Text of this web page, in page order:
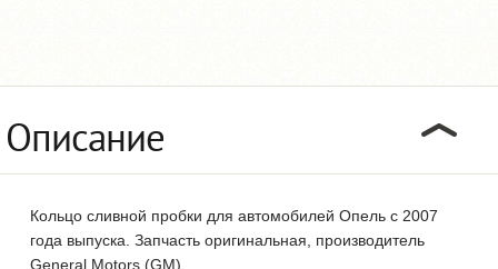
Описание
Кольцо сливной пробки для автомобилей Опель с 2007
года выпуска. Запчасть оригинальная, производитель
General Motors (GM).